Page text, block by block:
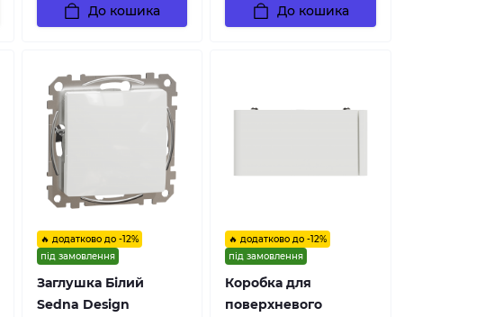
До кошика До кошика
🔥 додатково до -12%
під замовлення
Заглушка Білий
Sedna Design
🔥 додатково до -12%
під замовлення
Коробка для
поверхневого